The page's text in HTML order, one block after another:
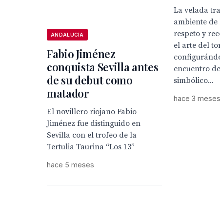
La velada
ambiente
respeto y
el arte del
encuentro
simbólico...
hace 3 meses
ANDALUCÍA
Fabio Jiménez
conquista Sevilla antes
de su debut como
matador
El novillero riojano Fabio
Jiménez fue distinguido en
Sevilla con el trofeo de la
Tertulia Taurina “Los 13”
hace 5 meses